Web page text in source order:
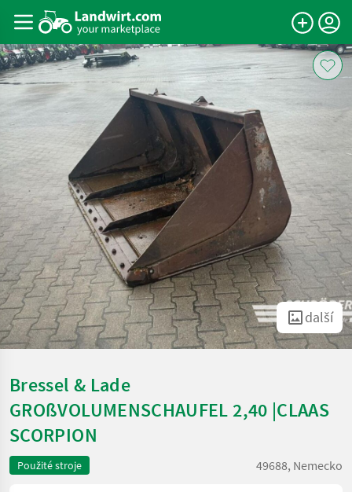
další
Bressel & Lade
GROßVOLUMENSCHAUFEL 2,40 |CLAAS
SCORPION
Použité stroje 49688, Nemecko